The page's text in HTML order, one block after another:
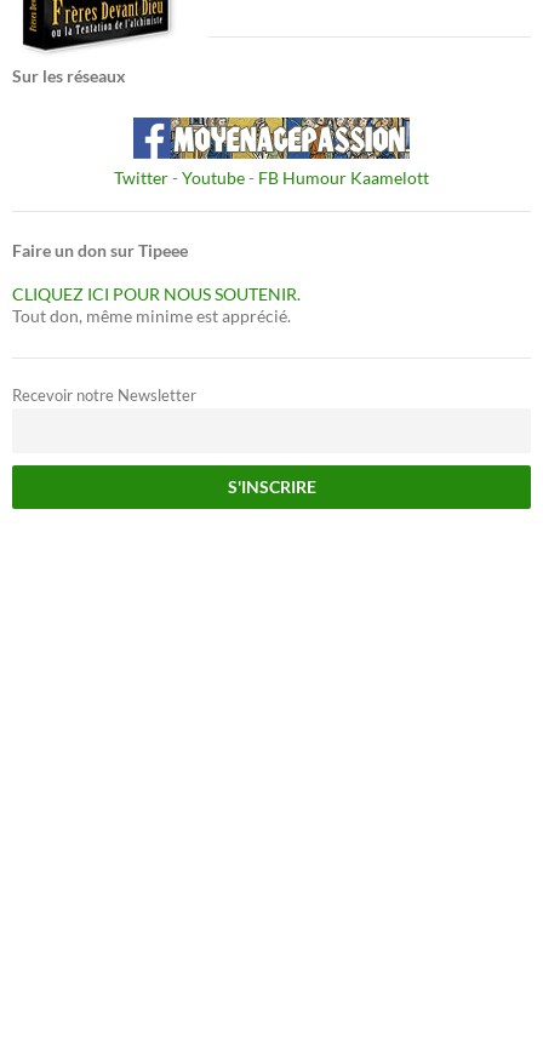
Sur les réseaux
Twitter- Youtube- FB Humour Kaamelott
Faire un don sur Tipeee
CLIQUEZ ICI POUR NOUS SOUTENIR.
Tout don, même minime est apprécié.
Recevoir notre Newsletter